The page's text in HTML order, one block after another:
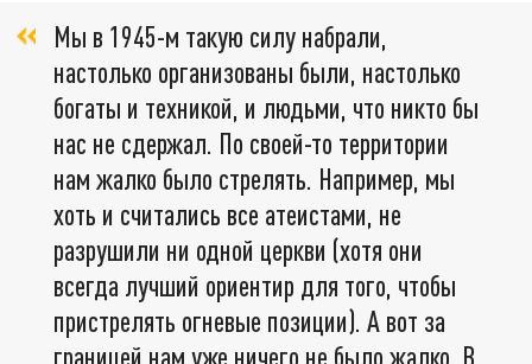
Мы в 1945-м такую силу набрали,
настолько организованы были, настолько
богаты и техникой, и людьми, что никто бы
нас не сдержал. По своей-то территории
нам жалко было стрелять. Например, мы
хоть и считались все атеистами, не
разрушили ни одной церкви (хотя они
всегда лучший ориентир для того, чтобы
пристрелять огневые позиции). А вот за
границей нам уже ничего не было жалко. В